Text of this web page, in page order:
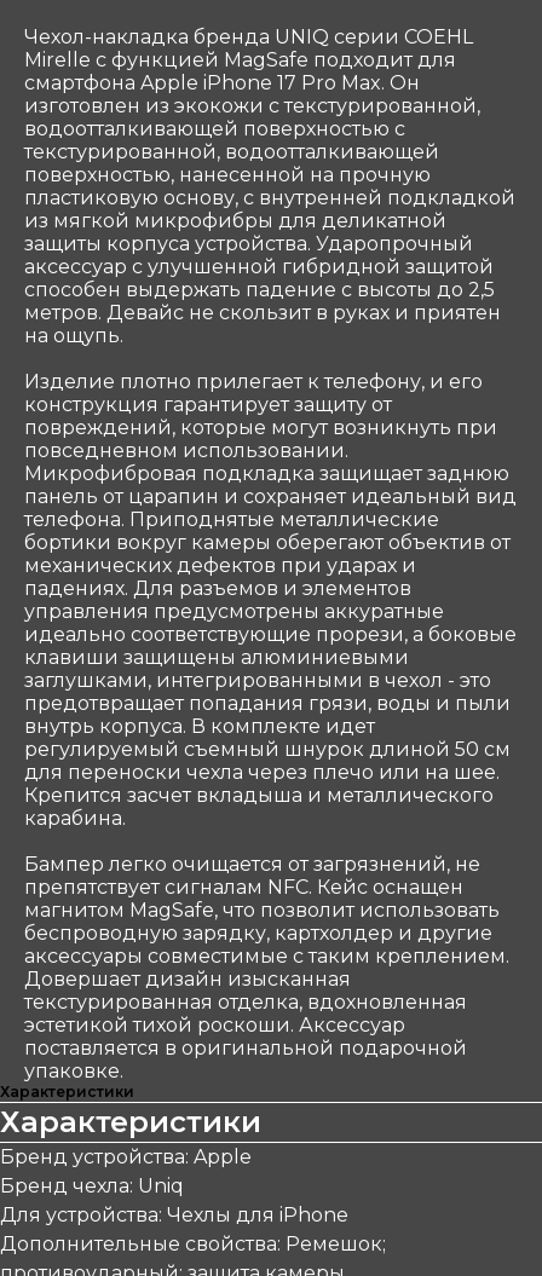
Чехол-накладка бренда UNIQ серии COEHL
Mirelle с функцией MagSafe подходит для
смартфона Apple iPhone 17 Pro Max. Он
изготовлен из экокожи с текстурированной,
водоотталкивающей поверхностью с
текстурированной, водоотталкивающей
поверхностью, нанесенной на прочную
пластиковую основу, с внутренней подкладкой
из мягкой микрофибры для деликатной
защиты корпуса устройства. Ударопрочный
аксессуар с улучшенной гибридной защитой
способен выдержать падение с высоты до 2,5
метров. Девайс не скользит в руках и приятен
на ощупь.
Изделие плотно прилегает к телефону, и его
конструкция гарантирует защиту от
повреждений, которые могут возникнуть при
повседневном использовании.
Микрофибровая подкладка защищает заднюю
панель от царапин и сохраняет идеальный вид
телефона. Приподнятые металлические
бортики вокруг камеры оберегают объектив от
механических дефектов при ударах и
падениях. Для разъемов и элементов
управления предусмотрены аккуратные
идеально соответствующие прорези, а боковые
клавиши защищены алюминиевыми
заглушками, интегрированными в чехол - это
предотвращает попадания грязи, воды и пыли
внутрь корпуса. В комплекте идет
регулируемый съемный шнурок длиной 50 см
для переноски чехла через плечо или на шее.
Крепится засчет вкладыша и металлического
карабина.
Бампер легко очищается от загрязнений, не
препятствует сигналам NFC. Кейс оснащен
магнитом MagSafe, что позволит использовать
беспроводную зарядку, картхолдер и другие
аксессуары совместимые с таким креплением.
Довершает дизайн изысканная
текстурированная отделка, вдохновленная
эстетикой тихой роскоши. Аксессуар
поставляется в оригинальной подарочной
упаковке.
Характеристики
Характеристики
Бренд устройства: Apple
Бренд чехла: Uniq
Для устройства: Чехлы для iPhone
Дополнительные свойства: Ремешок;
ООО «Coтеком» Copyright © 2025 All Rights
Reserved
Контакты
ООО «Сотеком»
Юр. адрес: 119415, Г.Москва, ПР-КТ
ВЕРНАДСКОГО, Д. 39, ЭТ 4 ПОМ I КОМ 37, 38
ОГРН 1047796297768
ИНН 7716506908
КПП 772901001
Служба поддержки
Связаться